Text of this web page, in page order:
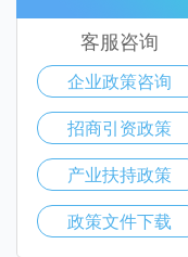
客服咨询
企业政策咨询
招商引资政策
产业扶持政策
政策文件下载